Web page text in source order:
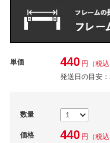
単価 440 円
（税込
発送日の目安：
数量
価格 440 円 （税込